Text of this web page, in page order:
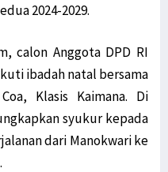
2024-2029.
calon Anggota DPD RI
ibadah natal bersama
Klasis Kaimana. Di
syukur kepada
dari Manokwari ke